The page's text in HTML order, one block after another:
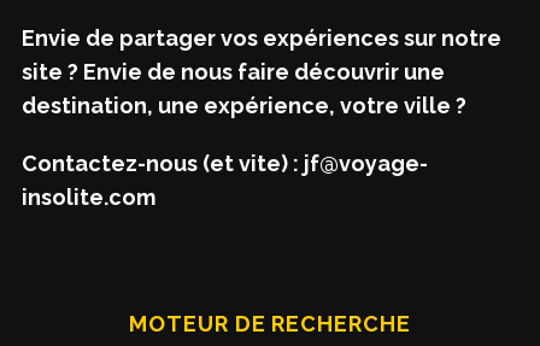
Envie de partager vos expériences sur notre
site ? Envie de nous faire découvrir une
destination, une expérience, votre ville ?
Contactez-nous (et vite) : jf@voyage-
insolite.com
MOTEUR DE RECHERCHE